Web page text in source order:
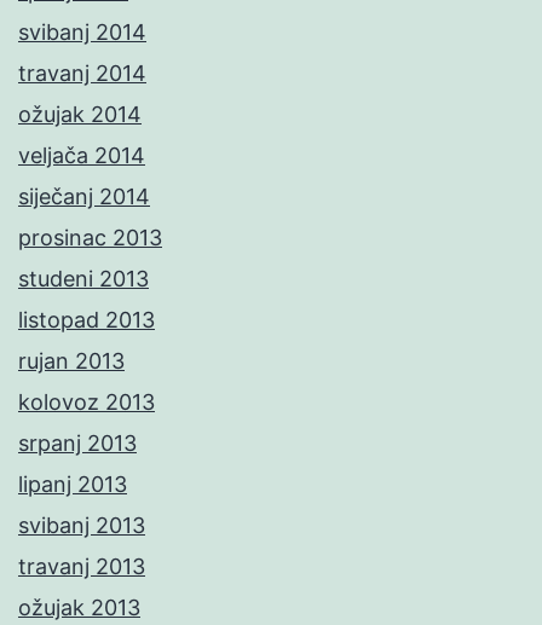
svibanj 2014
travanj 2014
ožujak 2014
veljača 2014
siječanj 2014
prosinac 2013
studeni 2013
listopad 2013
rujan 2013
kolovoz 2013
srpanj 2013
lipanj 2013
svibanj 2013
travanj 2013
ožujak 2013